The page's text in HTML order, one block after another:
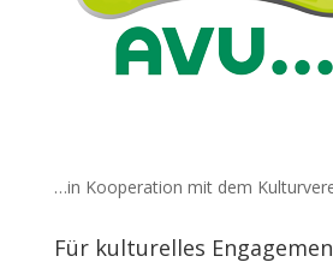
…in Kooperation mit dem
Für kulturelles